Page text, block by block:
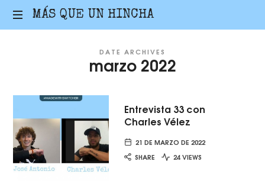
MÁS
HINCHA
MÁS QUE UN HINCHA
DATE ARCHIVES
marzo 2022
Entrevista 33 con
Charles Vélez
21 DE MARZO DE 2022
SHARE
24 VIEWS